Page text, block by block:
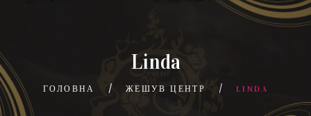
Linda
ГОЛОВНА ЖЕШУВ ЦЕНТР LINDA